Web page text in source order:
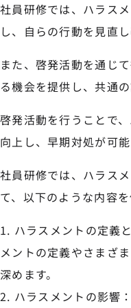
社員研修では、ハラス
し、自らの行動を見直
また、啓発活動を通じ
る機会を提供し、共通
啓発活動を行うことで
向上し、早期対処が可能
社員研修では、ハラス
て、以下のような内容
ハラスメントの定義
メントの定義やさまざ
深めます。
ハラスメントの影響